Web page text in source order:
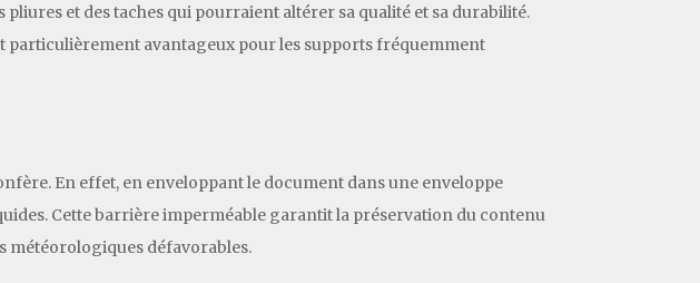
et des taches qui pourraient altérer sa qualité et sa durabilité.
particulièrement avantageux pour les supports fréquemment
En effet, en enveloppant le document dans une enveloppe
Cette barrière imperméable garantit la préservation du contenu
météorologiques défavorables.